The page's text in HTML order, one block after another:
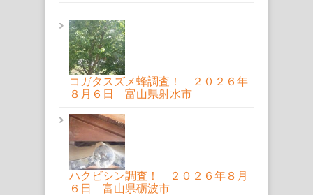
コガタスズメ蜂調査！ ２０２６年
８月６日 富山県射水市
ハクビシン調査！ ２０２６年８月
６日 富山県砺波市